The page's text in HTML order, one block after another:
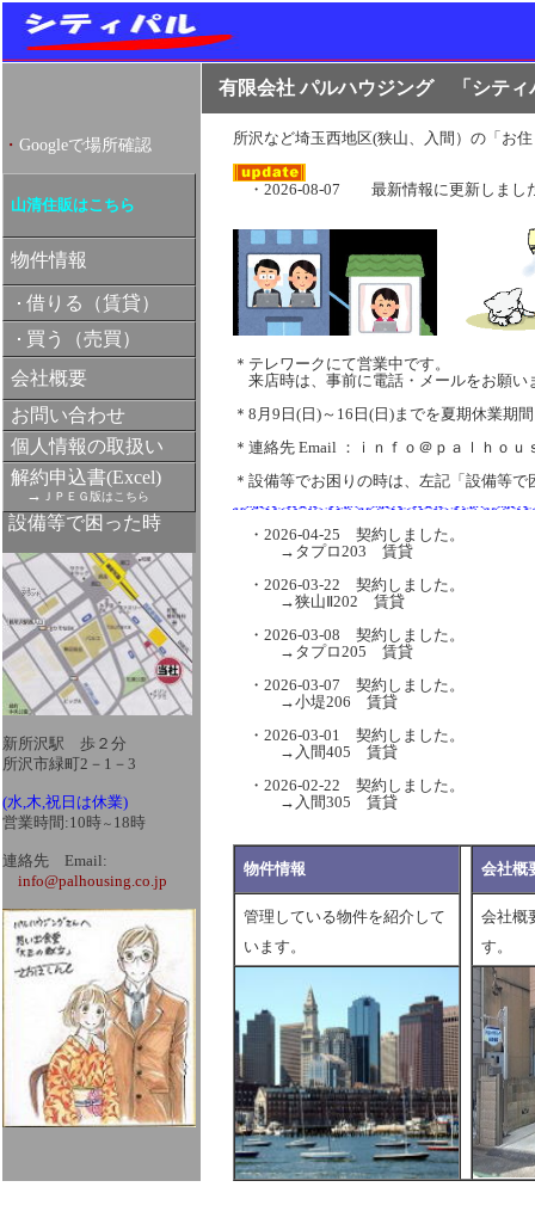
・ Googleで場所確認
山清住販はこちら
物件情報
借りる（賃貸）
買う（売買）
会社概要
お問い合わせ
個人情報の取扱い
解約申込書(Excel)
→ ＪＰＥＧ版はこちら
設備等で困った時
新所沢駅 歩２分
所沢市緑町2－1－3
(水,木,祝日は休業)
営業時間:10時～ 18時
連絡先 Email:
info@palhousing.co.jp
有限会社 パルハウジング 「シテ
所沢など埼玉西地区(狭山、入間）の「お
・2026-08-07 最新情報に更新しまし
＊テレワークにて営業中です。
来店時は、事前に電話・メールをお願い
＊8月9日(日)～16日(日)までを夏期休業期
＊連絡先 Email ：ｉｎｆｏ＠ｐａｌｈｏｕ
＊設備等でお困りの時は、左記「設備等
・2026-04-25 契約しました。
→タプロ203 賃貸
・2026-03-22 契約しました。
→狭山Ⅱ202 賃貸
・2026-03-08 契約しました。
→タプロ205 賃貸
・2026-03-07 契約しました。
→小堤206 賃貸
・2026-03-01 契約しました。
→入間405 賃貸
・2026-02-22 契約しました。
→入間305 賃貸
物件情報 会社概
管理している物件を紹介して
います。
会社概
す。